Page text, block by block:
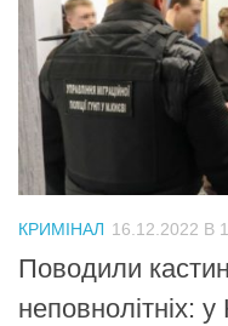
Здоров’я
Події
Кримінал
Курйози
Культура
Шоу-біз
КРИМІНАЛ 16.12.2022 В
Поводили
неповнолітніх: